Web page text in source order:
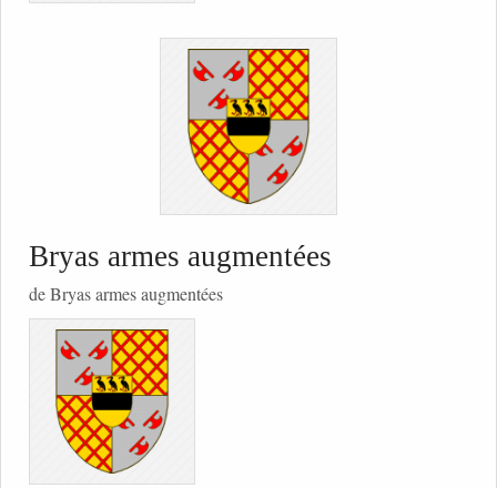
Bryas armes augmentées
de Bryas armes augmentées